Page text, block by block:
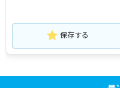
保存する